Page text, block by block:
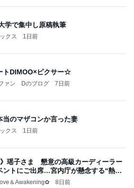
学で集中し原稿執筆
クス 1日前
トDIMOO×ピクサー☆
ァン Dのブログ 7日前
当のマザコンか言った妻
クス 1日前
》瑶子さま 懇意の高級カーディーラー
ントにご出席…宮内庁が懸念する“熱心
＆Awakening✿ 8日前